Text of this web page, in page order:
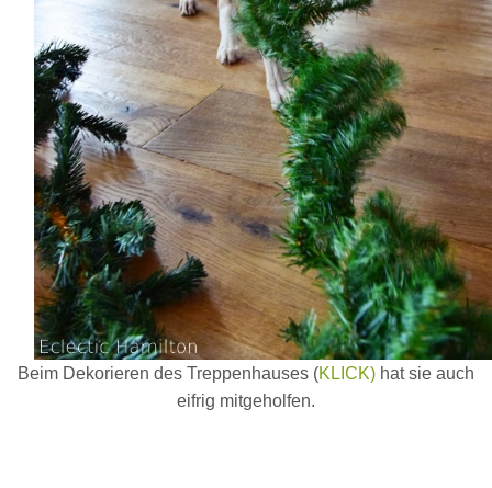
Beim Dekorieren des Treppenhauses (KLICK) hat sie auch
eifrig mitgeholfen.